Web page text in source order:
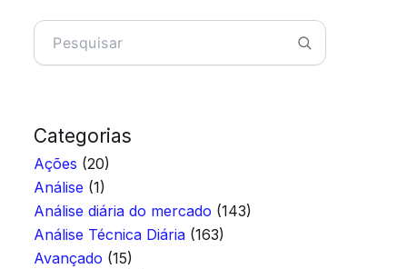
Categorias
Ações (20)
Análise (1)
Análise diária do mercado (143)
Análise Técnica Diária (163)
Avançado (15)